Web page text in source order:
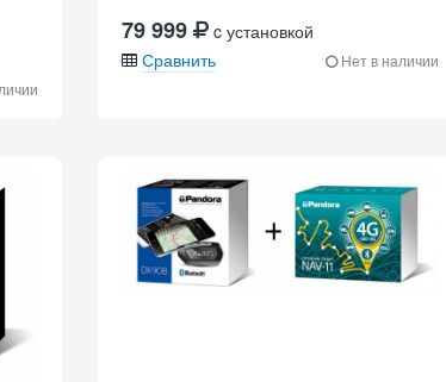
79 999
c установкой
Сравнить
Нет в наличии